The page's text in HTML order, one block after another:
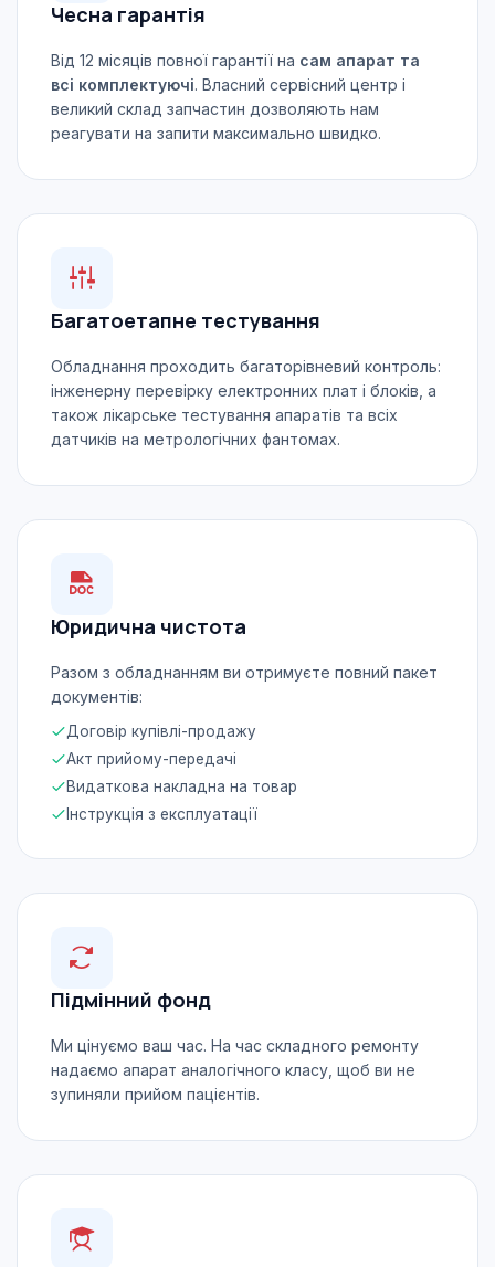
Чесна гарантія
Від 12 місяців повної гарантії на сам апарат та
всі комплектуючі. Власний сервісний центр і
великий склад запчастин дозволяють нам
реагувати на запити максимально швидко.
Багатоетапне тестування
Обладнання проходить багаторівневий контроль:
інженерну перевірку електронних плат і блоків, а
також лікарське тестування апаратів та всіх
датчиків на метрологічних фантомах.
Юридична чистота
Разом з обладнанням ви отримуєте повний пакет
документів:
Договір купівлі-продажу
Акт прийому-передачі
Видаткова накладна на товар
Інструкція з експлуатації
Підмінний фонд
Ми цінуємо ваш час. На час складного ремонту
надаємо апарат аналогічного класу, щоб ви не
зупиняли прийом пацієнтів.